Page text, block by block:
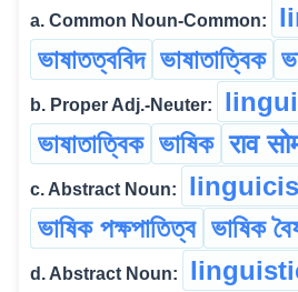
a. Common Noun-Common:
ভাষাতত্ববিদ ভাষাতাত্বিক
b. Proper Adj.-Neuter:
ভাষাতাত্বিক ভাষিক राव
c. Abstract Noun:
ভাষিক পক্ষপাতিত্ব ভাষিক
d. Abstract Noun: